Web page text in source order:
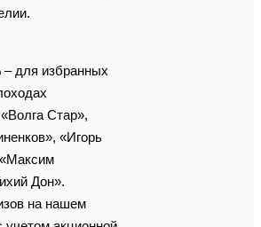
– для избранных
Стар»,
«Игорь
Дон».
на нашем